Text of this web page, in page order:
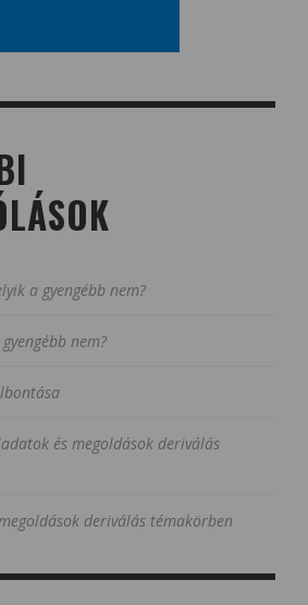
a gyengébb nem?
nem?
és megoldások deriválás
deriválás témakörben